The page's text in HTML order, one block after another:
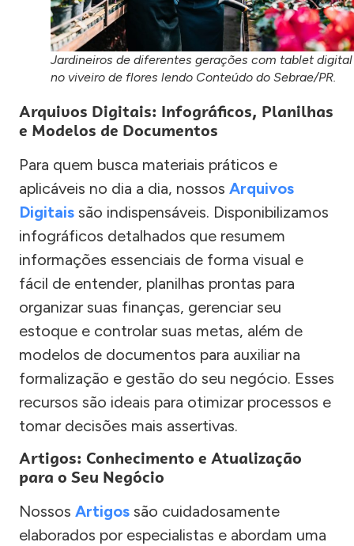
Jardineiros de diferentes gerações com tablet digital
no viveiro de flores lendo Conteúdo do Sebrae/PR.
Arquivos Digitais: Infográficos, Planilhas
e Modelos de Documentos
Para quem busca materiais práticos e
aplicáveis no dia a dia, nossos Arquivos
Digitais são indispensáveis. Disponibilizamos
infográficos detalhados que resumem
informações essenciais de forma visual e
fácil de entender, planilhas prontas para
organizar suas finanças, gerenciar seu
estoque e controlar suas metas, além de
modelos de documentos para auxiliar na
formalização e gestão do seu negócio. Esses
recursos são ideais para otimizar processos e
tomar decisões mais assertivas.
Artigos: Conhecimento e Atualização
para o Seu Negócio
Nossos Artigos são cuidadosamente
elaborados por especialistas e abordam uma